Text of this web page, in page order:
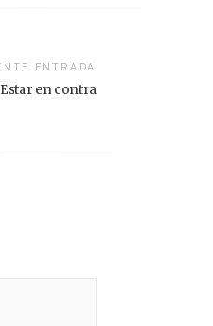
ENTRADA
Estar en contra